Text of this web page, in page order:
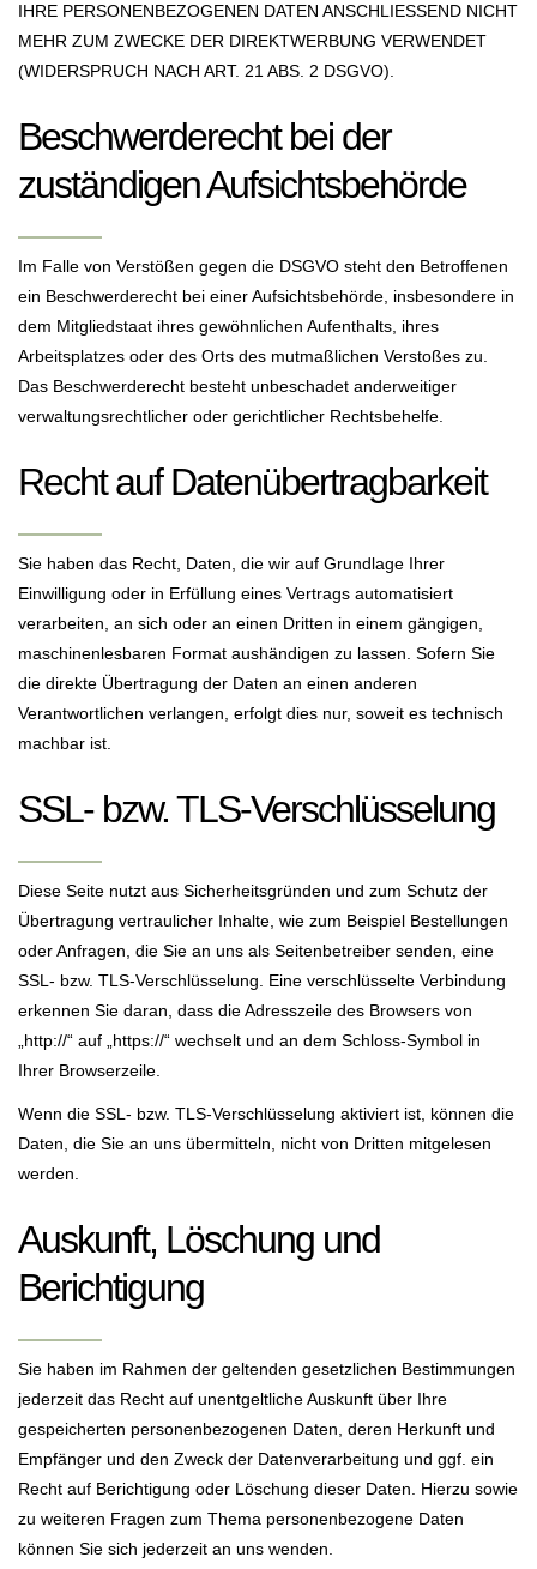
IHRE PERSONENBEZOGENEN DATEN ANSCHLIESSEND NICHT
MEHR ZUM ZWECKE DER DIREKTWERBUNG VERWENDET
(WIDERSPRUCH NACH ART. 21 ABS. 2 DSGVO).
Beschwerde­recht bei der
zuständigen Aufsichts­behörde
Im Falle von Verstößen gegen die DSGVO steht den Betroffenen
ein Beschwerderecht bei einer Aufsichtsbehörde, insbesondere in
dem Mitgliedstaat ihres gewöhnlichen Aufenthalts, ihres
Arbeitsplatzes oder des Orts des mutmaßlichen Verstoßes zu.
Das Beschwerderecht besteht unbeschadet anderweitiger
verwaltungsrechtlicher oder gerichtlicher Rechtsbehelfe.
Recht auf Daten­übertrag­barkeit
Sie haben das Recht, Daten, die wir auf Grundlage Ihrer
Einwilligung oder in Erfüllung eines Vertrags automatisiert
verarbeiten, an sich oder an einen Dritten in einem gängigen,
maschinenlesbaren Format aushändigen zu lassen. Sofern Sie
die direkte Übertragung der Daten an einen anderen
Verantwortlichen verlangen, erfolgt dies nur, soweit es technisch
machbar ist.
SSL- bzw. TLS-Verschlüsselung
Diese Seite nutzt aus Sicherheitsgründen und zum Schutz der
Übertragung vertraulicher Inhalte, wie zum Beispiel Bestellungen
oder Anfragen, die Sie an uns als Seitenbetreiber senden, eine
SSL- bzw. TLS-Verschlüsselung. Eine verschlüsselte Verbindung
erkennen Sie daran, dass die Adresszeile des Browsers von
„http://“ auf „https://“ wechselt und an dem Schloss-Symbol in
Ihrer Browserzeile.
Wenn die SSL- bzw. TLS-Verschlüsselung aktiviert ist, können die
Daten, die Sie an uns übermitteln, nicht von Dritten mitgelesen
werden.
Auskunft, Löschung und
Berichtigung
Sie haben im Rahmen der geltenden gesetzlichen Bestimmungen
jederzeit das Recht auf unentgeltliche Auskunft über Ihre
gespeicherten personenbezogenen Daten, deren Herkunft und
Empfänger und den Zweck der Datenverarbeitung und ggf. ein
Recht auf Berichtigung oder Löschung dieser Daten. Hierzu sowie
zu weiteren Fragen zum Thema personenbezogene Daten
können Sie sich jederzeit an uns wenden.